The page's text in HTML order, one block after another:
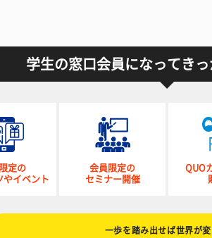
学生の窓口会員になってきっ
定の
やイベント
会員限定の
セミナー開催
QUO
一歩を踏み出せば世界が